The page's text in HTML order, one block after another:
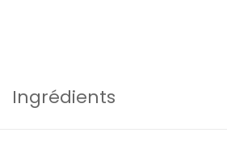
Ingrédients